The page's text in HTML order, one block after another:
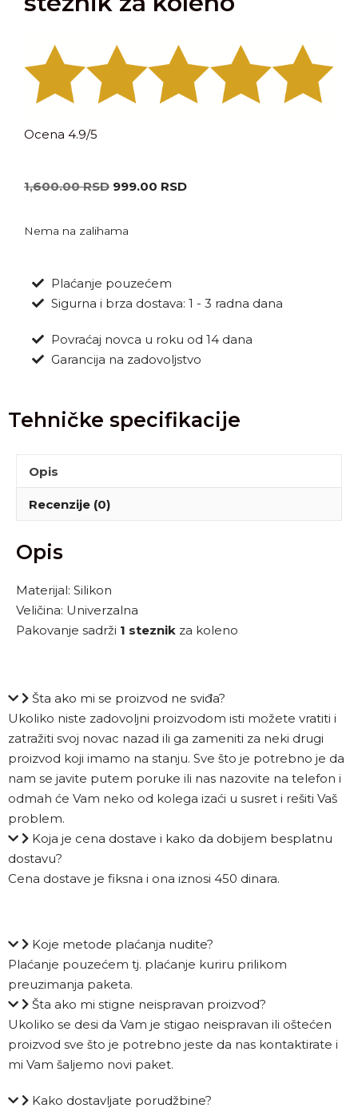
Ocena 4.9/5
1,600.00RSD 999.00 RSD
Nema na zalihama
Plaćanje pouzećem
Sigurna i brza dostava: 1 - 3 radna dana
Povraćaj novca u roku od 14 dana
Garancija na zadovoljstvo
Tehničke specifikacije
Opis
Recenzije (0)
Opis
Materijal: Silikon
Veličina: Univerzalna
Pakovanje sadrži 1 steznik za koleno
Šta ako mi se proizvod ne sviđa?
Ukoliko niste zadovoljni proizvodom isti možete vratiti i
zatražiti svoj novac nazad ili ga zameniti za neki drugi
proizvod koji imamo na stanju. Sve što je potrebno je da
nam se javite putem poruke ili nas nazovite na telefon i
odmah će Vam neko od kolega izaći u susret i rešiti Vaš
problem.
Koja je cena dostave i kako da dobijem besplatnu
dostavu?
Cena dostave je fiksna i ona iznosi 450 dinara.
Koje metode plaćanja nudite?
Plaćanje pouzećem tj. plaćanje kuriru prilikom
preuzimanja paketa.
Šta ako mi stigne neispravan proizvod?
Ukoliko se desi da Vam je stigao neispravan ili oštećen
proizvod sve što je potrebno jeste da nas kontaktirate i
mi Vam šaljemo novi paket.
Kako dostavljate porudžbine?